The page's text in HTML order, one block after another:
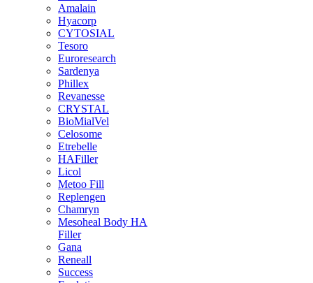
Amalain
Hyacorp
CYTOSIAL
Tesoro
Euroresearch
Sardenya
Phillex
Revanesse
CRYSTAL
BioMialVel
Celosome
Etrebelle
HAFiller
Licol
Metoo Fill
Replengen
Chamryn
Mesoheal Body HA
Filler
Gana
Reneall
Success